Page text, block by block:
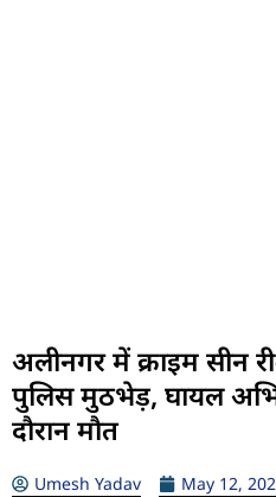
अलीनगर में क्राइम सीन
पुलिस मुठभेड़, घायल
दौरान मौत
Umesh Yadav May 12,